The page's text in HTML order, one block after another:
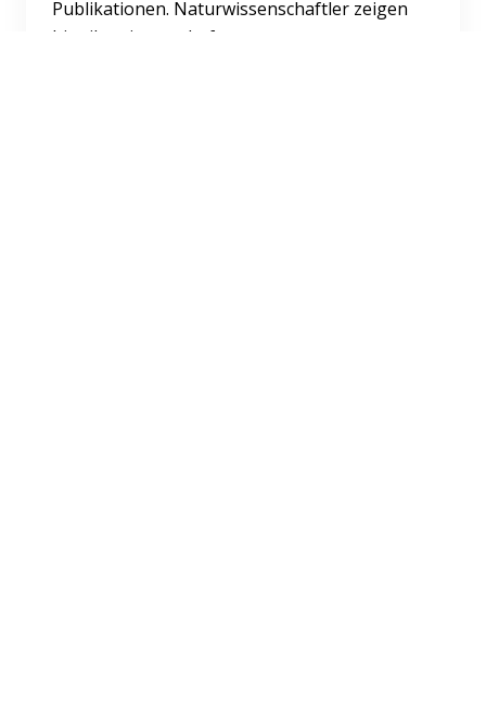
Publikationen. Naturwissenschaftler zeigen
hier ihr wissenschaft...